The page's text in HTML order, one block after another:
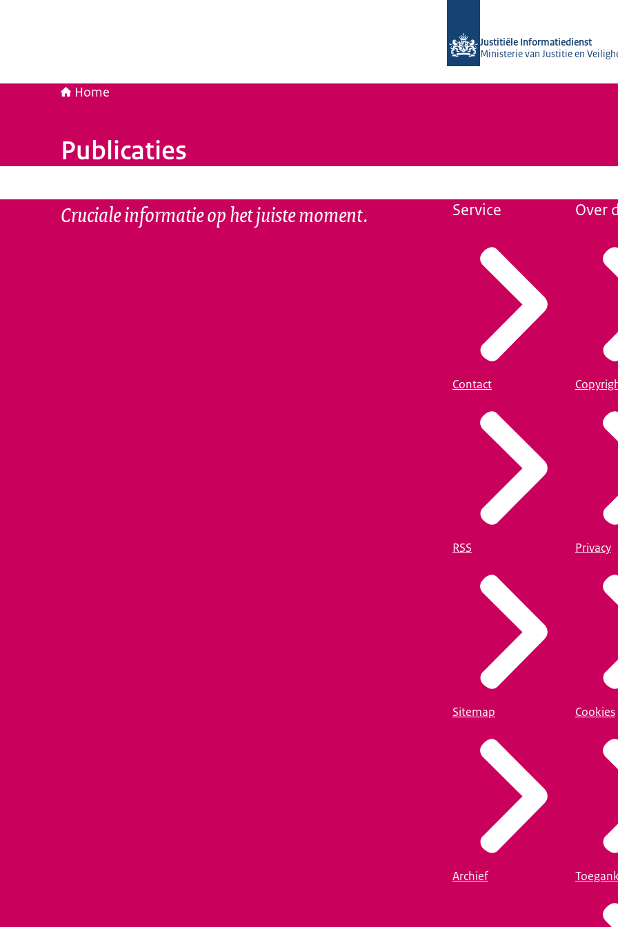
Justitiële Informatiedienst
Ministerie van Justitie en
Home
Publicaties
Cruciale informatie op het juiste moment. Service
Contact
RSS
Sitemap
Archief
Over
Privacy
Cookies